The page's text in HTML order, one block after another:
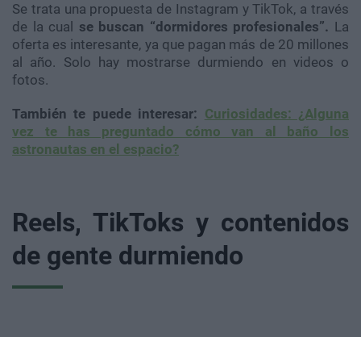
Se trata una propuesta de Instagram y TikTok, a través
de la cual se buscan “dormidores profesionales”. La
oferta es interesante, ya que pagan más de 20 millones
al año. Solo hay mostrarse durmiendo en videos o
fotos.
También te puede interesar: Curiosidades: ¿Alguna
vez te has preguntado cómo van al baño los
astronautas en el espacio?
Reels, TikToks y contenidos
de gente durmiendo